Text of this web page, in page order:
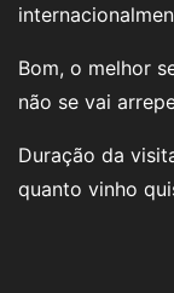
Bom, o melhor
não se vai
Duração da
quanto vinho